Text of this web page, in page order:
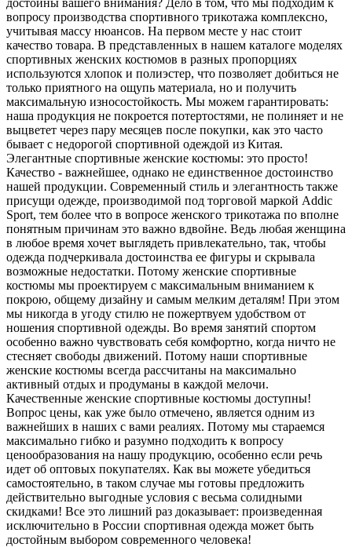
вопросу производства спортивного трикотажа комплексно,
учитывая массу нюансов. На первом месте у нас стоит
качество товара. В представленных в нашем каталоге моделях
спортивных женских костюмов в разных пропорциях
используются хлопок и полиэстер, что позволяет добиться не
только приятного на ощупь материала, но и получить
максимальную износостойкость. Мы можем гарантировать:
наша продукция не покроется потертостями, не полиняет и не
выцветет через пару месяцев после покупки, как это часто
бывает с недорогой спортивной одеждой из Китая.
Элегантные спортивные женские костюмы: это просто!
Качество - важнейшее, однако не единственное достоинство
нашей продукции. Современный стиль и элегантность также
присущи одежде, производимой под торговой маркой Addic
Sport, тем более что в вопросе женского трикотажа по вполне
понятным причинам это важно вдвойне. Ведь любая женщина
в любое время хочет выглядеть привлекательно, так, чтобы
одежда подчеркивала достоинства ее фигуры и скрывала
возможные недостатки. Потому женские спортивные
костюмы мы проектируем с максимальным вниманием к
покрою, общему дизайну и самым мелким деталям! При этом
мы никогда в угоду стилю не пожертвуем удобством от
ношения спортивной одежды. Во время занятий спортом
особенно важно чувствовать себя комфортно, когда ничто не
стесняет свободы движений. Потому наши спортивные
женские костюмы всегда рассчитаны на максимально
активный отдых и продуманы в каждой мелочи.
Качественные женские спортивные костюмы доступны!
Вопрос цены, как уже было отмечено, является одним из
важнейших в наших с вами реалиях. Потому мы стараемся
максимально гибко и разумно подходить к вопросу
ценообразования на нашу продукцию, особенно если речь
идет об оптовых покупателях. Как вы можете убедиться
самостоятельно, в таком случае мы готовы предложить
действительно выгодные условия с весьма солидными
скидками! Все это лишний раз доказывает: произведенная
исключительно в России спортивная одежда может быть
достойным выбором современного человека!